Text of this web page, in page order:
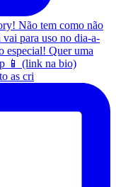
as cri